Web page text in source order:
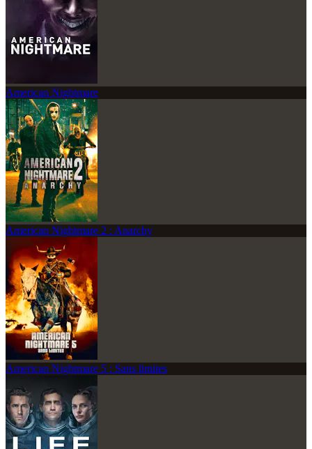
American Nightmare
American Nightmare 2 : Anarchy
American Nightmare 5 : Sans limites